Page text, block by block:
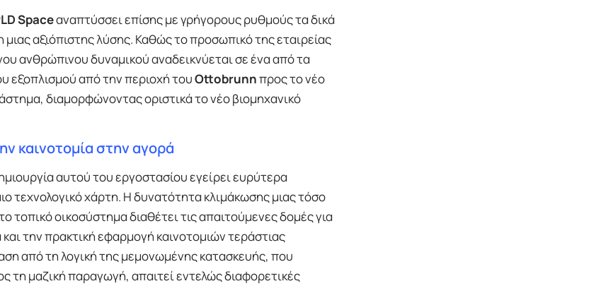
Spaceαναπτύσσει επίσης με γρήγορους ρυθμούς τα δικά
αξιόπιστης λύσης. Καθώς το προσωπικό της εταιρείας
ανθρώπινου δυναμικού αναδεικνύεται σε ένα από τα
εξοπλισμού από την περιοχή τουOttobrunnπρος το νέο
διαμορφώνοντας οριστικά το νέο βιομηχανικό
καινοτομία στην αγορά
αυτού του εργοστασίου εγείρει ευρύτερα
τεχνολογικό χάρτη. Η δυνατότητα κλιμάκωσης μιας τόσο
τοπικό οικοσύστημα διαθέτει τις απαιτούμενες δομές για
την πρακτική εφαρμογή καινοτομιών τεράστιας
από τη λογική της μεμονωμένης κατασκευής, που
τη μαζική παραγωγή, απαιτεί εντελώς διαφορετικές